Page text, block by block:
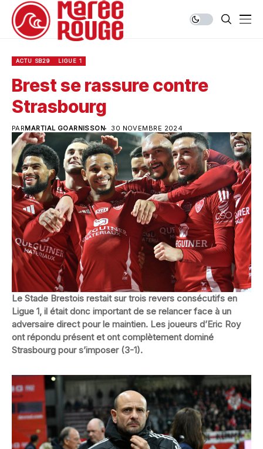
ACTU SB29 LIGUE 1
Brest se rassure contre
Strasbourg
PARMARTIAL GOARNISSON 30 NOVEMBRE 2024
Le Stade Brestois restait sur trois revers consécutifs en
Ligue 1, il était donc important de se relancer face à un
adversaire direct pour le maintien. Les joueurs d’Eric Roy
ont répondu présent et ont complètement dominé
Strasbourg pour s’imposer (3-1).